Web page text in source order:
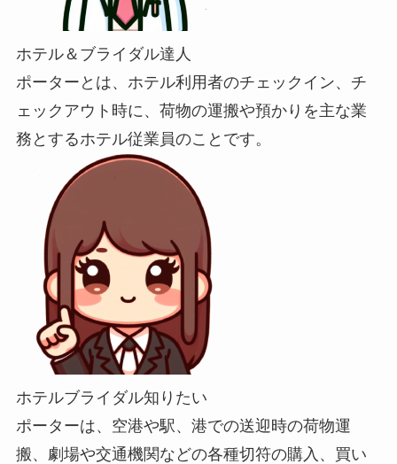
ホテル＆ブライダル達人
ポーターとは、ホテル利用者のチェックイン、チ
ェックアウト時に、荷物の運搬や預かりを主な業
務とするホテル従業員のことです。
ホテルブライダル知りたい
ポーターは、空港や駅、港での送迎時の荷物運
搬、劇場や交通機関などの各種切符の購入、買い